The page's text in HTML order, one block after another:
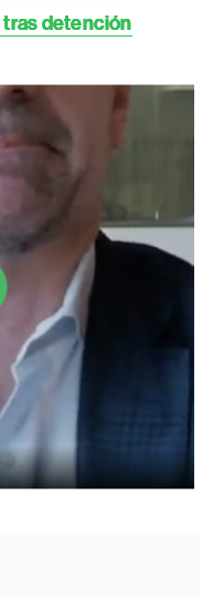
tras detención